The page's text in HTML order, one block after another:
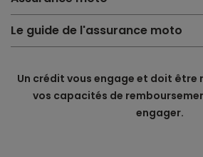
Le guide de l'assurance moto
Un crédit vous engage et doit être
vos capacités de
engager.